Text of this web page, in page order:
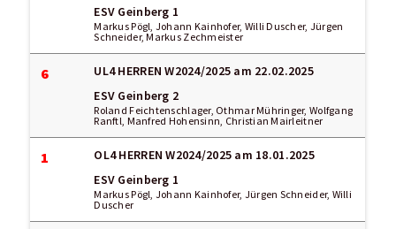
ESV Geinberg 1
Markus Pögl, Johann Kainhofer, Willi Duscher, Jürgen
Schneider, Markus Zechmeister
6 UL4 HERREN W2024/2025 am 22.02.2025
ESV Geinberg 2
Roland Feichtenschlager, Othmar Mühringer, Wolfgang
Ranftl, Manfred Hohensinn, Christian Mairleitner
1 OL4 HERREN W2024/2025 am 18.01.2025
ESV Geinberg 1
Markus Pögl, Johann Kainhofer, Jürgen Schneider, Willi
Duscher